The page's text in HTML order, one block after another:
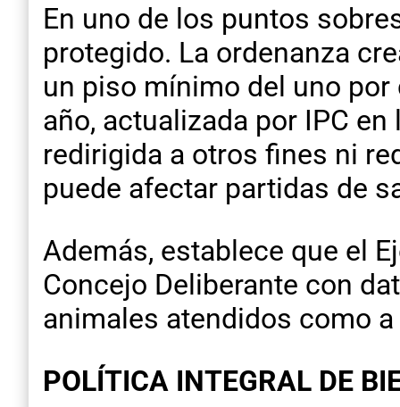
En uno de los puntos
protegido. La ordenanza
un piso mínimo del uno
año, actualizada por IPC
redirigida a otros fines ni
puede afectar partidas de
Además, establece que el
Concejo Deliberante con
animales atendidos como
POLÍTICA INTEGRAL DE